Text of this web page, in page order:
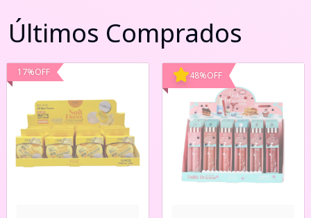
Últimos Comprados
17%OFF 48%OFF